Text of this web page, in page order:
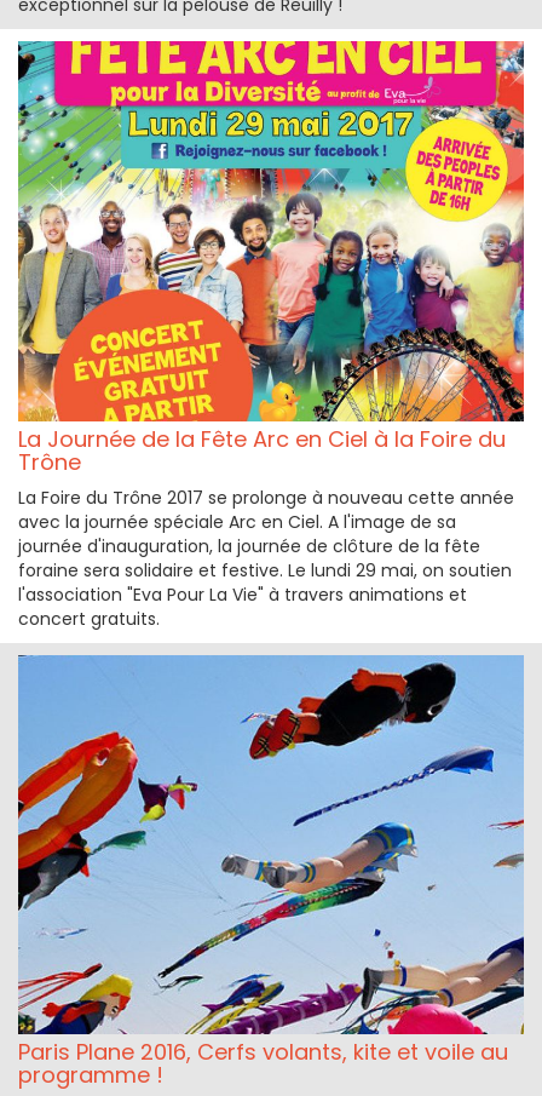
exceptionnel sur la pelouse de Reuilly !
La Journée de la Fête Arc en Ciel à la Foire du
Trône
La Foire du Trône 2017 se prolonge à nouveau cette année
avec la journée spéciale Arc en Ciel. A l'image de sa
journée d'inauguration, la journée de clôture de la fête
foraine sera solidaire et festive. Le lundi 29 mai, on soutien
l'association "Eva Pour La Vie" à travers animations et
concert gratuits.
Paris Plane 2016, Cerfs volants, kite et voile au
programme !